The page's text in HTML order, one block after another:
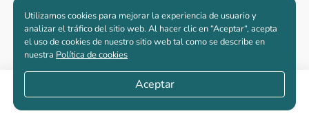
Compartir
Apartamentos nuevos
Utilizamos cookies para mejorar la experiencia de usuario y
analizar el tráfico del sitio web. Al hacer clic en “Aceptar“, acepta
el uso de cookies de nuestro sitio web tal como se describe en
nuestra Política de cookies
Aceptar